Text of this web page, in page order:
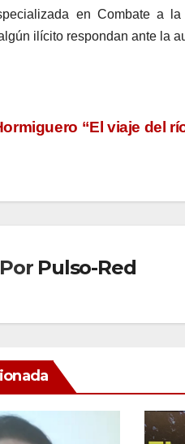
en Combate a
ilícito respondan ante la
“El viaje del
Por Pulso-Red